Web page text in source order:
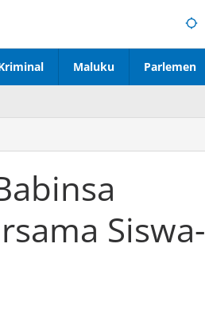
Maluku Parlemen
Siswa-